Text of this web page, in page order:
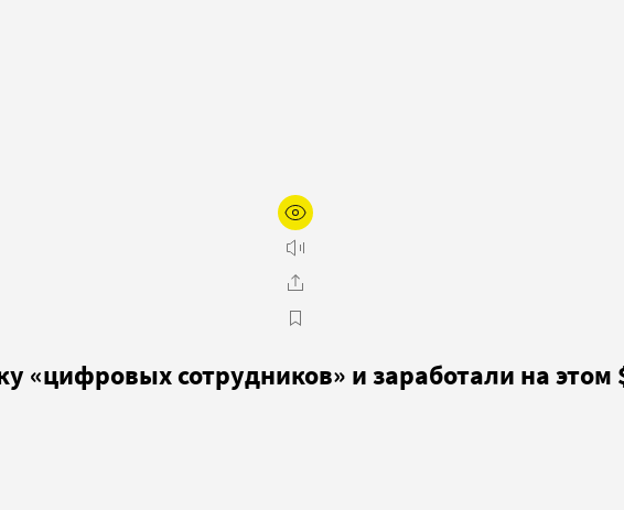
«цифровых сотрудников» и заработали на этом